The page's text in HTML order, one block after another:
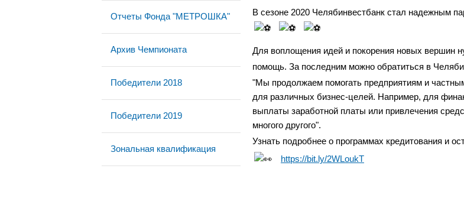
Отчеты Фонда "МЕТРОШКА"
Архив Чемпионата
Победители 2018
Победители 2019
Зональная квалификация
В сезоне 2020 Челябинвестбанк стал надежным
Для воплощения идей и покорения новых вершин
помощь. За последним можно обратиться в
"Мы продолжаем помогать предприятиям и
для различных бизнес-целей. Например, для
выплаты заработной платы или привлечения
многого другого".
Узнать подробнее о программах кредитования и
https://bit.ly/2WLoukT